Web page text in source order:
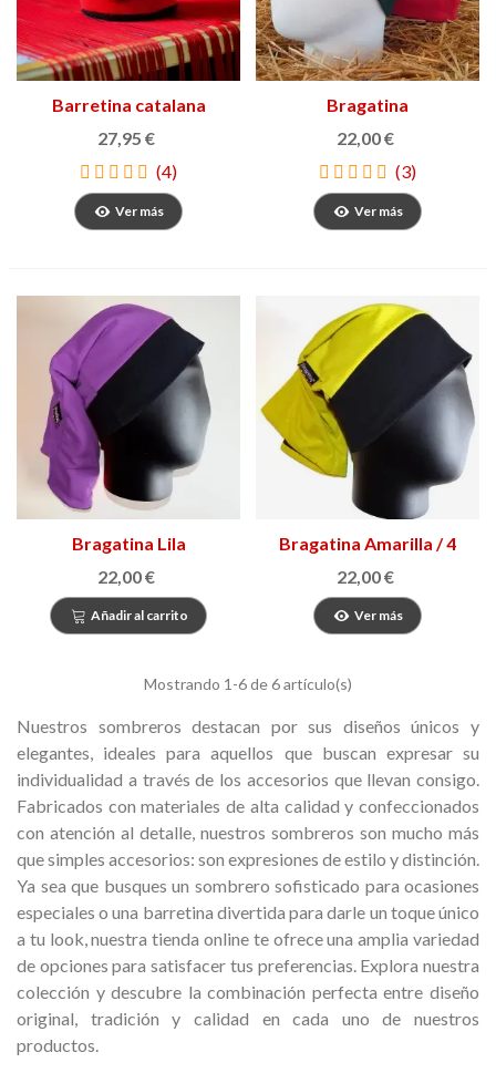
Barretina catalana
27,95 €
(4)
Ver más
Bragatina
22,00 €
(3)
Ver más
Bragatina Lila
22,00 €
Añadir al carrito
Bragatina Amarilla / 4
Barras
22,00 €
Ver más
Mostrando 1 -6 de 6 artículo(s)
Nuestros sombreros destacan por sus diseños únicos y
elegantes, ideales para aquellos que buscan expresar su
individualidad a través de los accesorios que llevan consigo.
Fabricados con materiales de alta calidad y confeccionados
con atención al detalle, nuestros sombreros son mucho más
que simples accesorios: son expresiones de estilo y distinción.
Ya sea que busques un sombrero sofisticado para ocasiones
especiales o una barretina divertida para darle un toque único
a tu look, nuestra tienda online te ofrece una amplia variedad
de opciones para satisfacer tus preferencias. Explora nuestra
colección y descubre la combinación perfecta entre diseño
original, tradición y calidad en cada uno de nuestros
productos.